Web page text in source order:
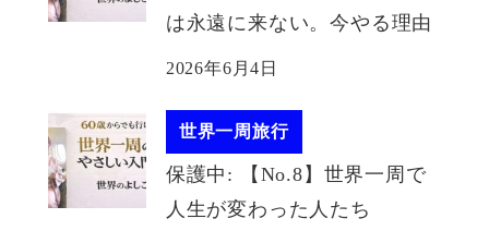
は永遠に来ない。今やる理由
2026年6月4日
世界一周旅行
保護中: 【No.8】世界一周で
人生が変わった人たち